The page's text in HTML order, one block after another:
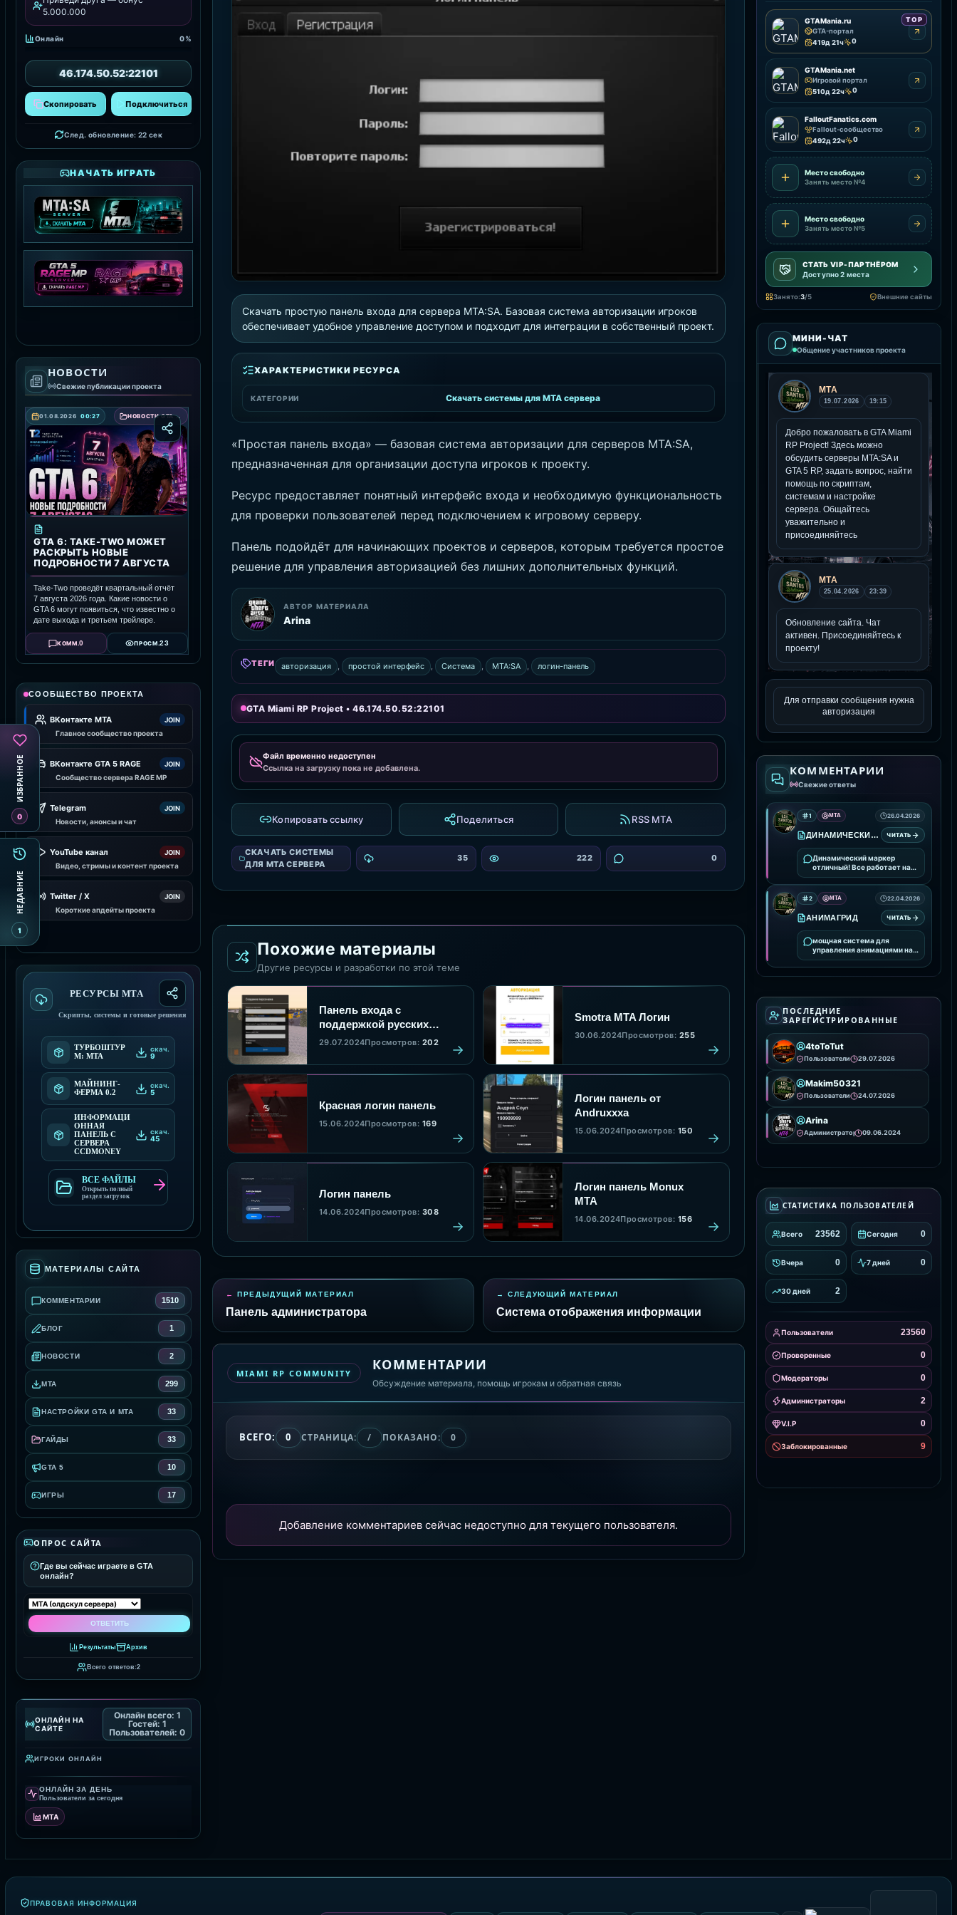
5.000.000
Онлайн 0%
46.174.50.52:22101
Скопировать Подключиться
След. обновление: 21 сек
НАЧАТЬ ИГРАТЬ
MTA:SA SERVER
СКАЧАТЬ MTA
НОВОСТИ
Свежие публикации проекта
01.08.2026 00:27 НОВОСТИ GTA 6 — ДАТА ВЫХОДА, ТРЕЙЛЕРЫ И ПОДРОБНОСТИ ИГРЫ
GTA 6: TAKE-TWO МОЖЕТ
РАСКРЫТЬ НОВЫЕ
ПОДРОБНОСТИ 7 АВГУСТА
Take-Two проведёт квартальный отчёт
7 августа 2026 года. Какие новости о
GTA 6 могут появиться, что известно о
дате выхода и третьем трейлере.
КОММ.0 ПРОСМ.23
СООБЩЕСТВО ПРОЕКТА
ВКонтакте MTA JOIN
Главное сообщество проекта
ВКонтакте GTA 5 RAGE JOIN
Сообщество сервера RAGE MP
Telegram JOIN
Новости, анонсы и чат
YouTube канал JOIN
Видео, стримы и контент проекта
Twitter / X JOIN
Короткие апдейты проекта
РЕСУРСЫ МТА
Скрипты, системы и готовые решения
ТУРБОШТУР
М: MTA
скач.
9
МАЙНИНГ-
ФЕРМА 0.2
скач.
5
ИНФОРМАЦИ
ОННАЯ
ПАНЕЛЬ С
СЕРВЕРА
CCDMONEY
скач.
45
ВСЕ ФАЙЛЫ
Открыть полный
раздел загрузок
МАТЕРИАЛЫ САЙТА
КОММЕНТАРИИ 1510
БЛОГ 1
НОВОСТИ 2
MTA 299
НАСТРОЙКИ GTA И MTA 33
ГАЙДЫ 33
GTA 5 10
ИГРЫ 17
ОПРОС САЙТА
Где вы сейчас играете в GTA
онлайн?
Результаты Архив
Всего ответов:2
ОНЛАЙН НА
САЙТЕ
Онлайн всего: 1
Гостей: 1
Пользователей: 0
ИГРОКИ ОНЛАЙН
ОНЛАЙН ЗА ДЕНЬ
Пользователи за сегодня
MTA
Скачать простую панель входа для сервера MTA:SA. Базовая система авторизации игроков
обеспечивает удобное управление доступом и подходит для интеграции в собственный проект.
ХАРАКТЕРИСТИКИ РЕСУРСА
КАТЕГОРИИ Скачать системы для MTA сервера
«Простая панель входа» — базовая система авторизации для серверов MTA:SA,
предназначенная для организации доступа игроков к проекту.
Ресурс предоставляет понятный интерфейс входа и необходимую функциональность
для проверки пользователей перед подключением к игровому серверу.
Панель подойдёт для начинающих проектов и серверов, которым требуется простое
решение для управления авторизацией без лишних дополнительных функций.
АВТОР МАТЕРИАЛА
Arina
ТЕГИ авторизация , простой интерфейс , Система , MTA:SA , логин-панель
GTA Miami RP Project • 46.174.50.52:22101
Файл временно недоступен
Ссылка на загрузку пока не добавлена.
Копировать ссылку Поделиться RSS MTA
СКАЧАТЬ СИСТЕМЫ
ДЛЯ MTA СЕРВЕРА
35 222 0
Похожие материалы
Другие ресурсы и разработки по этой теме
Панель входа с
поддержкой русских
никнеймов
29.07.2024Просмотров: 202
Smotra MTA Логин
30.06.2024Просмотров: 255
Красная логин панель
15.06.2024Просмотров: 169
Логин панель от
Andruxxxa
15.06.2024Просмотров: 150
Логин панель
14.06.2024Просмотров: 308
Логин панель Monux
MTA
14.06.2024Просмотров: 156
ПРЕДЫДУЩИЙ МАТЕРИАЛ
Панель администратора
СЛЕДУЮЩИЙ МАТЕРИАЛ
Система отображения информации
MIAMI RP COMMUNITY КОММЕНТАРИИ
Обсуждение материала, помощь игрокам и обратная связь
ВСЕГО: 0 СТРАНИЦА: / ПОКАЗАНО: 0
Добавление комментариев сейчас недоступно для текущего пользователя.
TOP
GTAMania.ru
GTA-портал
419д 21ч
0
GTAMania.net
Игровой портал
510д 22ч
0
FalloutFanatics.com
Fallout-сообщество
492д 22ч
0
Место свободно
Занять место №4
Место свободно
Занять место №5
СТАТЬ VIP-ПАРТНЁРОМ
Доступно 2 места
Занято:3/5 Внешние сайты
МИНИ-ЧАТ
Общение участников проекта
Для отправки сообщения нужна
авторизация
КОММЕНТАРИИ
Свежие ответы
1 MTA 26.04.2026
ДИНАМИЧЕСКИЙ МАРКЕР ЧИТАТЬ
Динамический маркер
отличный! Все работает на
ура!
2 MTA 22.04.2026
АНИМАГРИД ЧИТАТЬ
мощная система для
управления анимациями на
вашем сервере. Она
предоставляет удобные
инструменты для
анимаций, улучшая
ПОСЛЕДНИЕ
ЗАРЕГИСТРИРОВАННЫЕ
4toToTut
Пользователи 29.07.2026
Makim50321
Пользователи 24.07.2026
Arina
Администраторы09.06.2024
СТАТИСТИКА ПОЛЬЗОВАТЕЛЕЙ
Всего 23562 Сегодня 0
Вчера 0 7 дней 0
30 дней 2
Пользователи 23560
Проверенные 0
Модераторы 0
Администраторы 2
V.I.P 0
Заблокированные 9
ПРАВОВАЯ ИНФОРМАЦИЯ
НЕДАВНИЕ
1
ИЗБРАННОЕ
0